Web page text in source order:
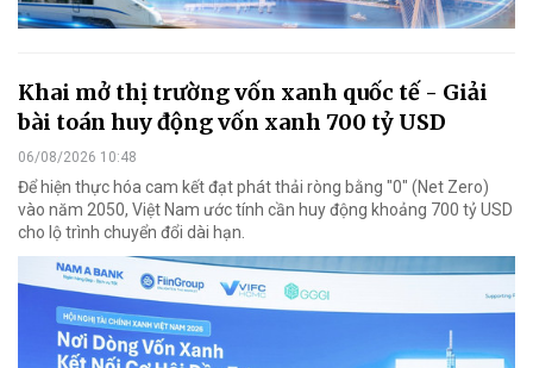
Khai mở thị trường vốn xanh quốc tế - Giải
bài toán huy động vốn xanh 700 tỷ USD
06/08/2026 10:48
Để hiện thực hóa cam kết đạt phát thải ròng bằng "0" (Net Zero)
vào năm 2050, Việt Nam ước tính cần huy động khoảng 700 tỷ USD
cho lộ trình chuyển đổi dài hạn.